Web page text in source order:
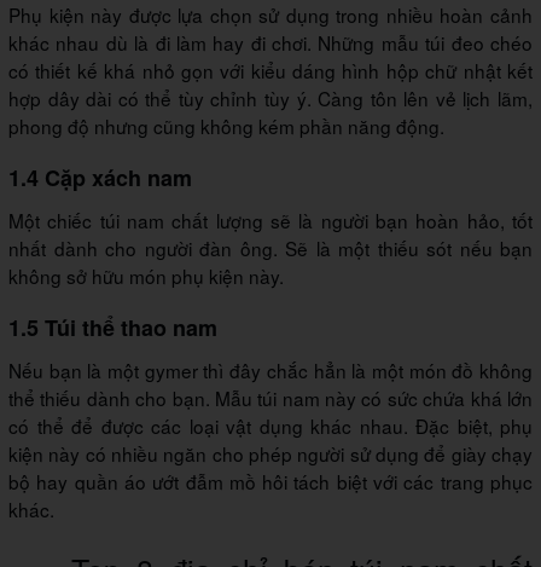
Phụ kiện này được lựa chọn sử dụng trong nhiều hoàn cảnh
khác nhau dù là đi làm hay đi chơi. Những mẫu túi đeo chéo
có thiết kế khá nhỏ gọn với kiểu dáng hình hộp chữ nhật kết
hợp dây dài có thể tùy chỉnh tùy ý. Càng tôn lên vẻ lịch lãm,
phong độ nhưng cũng không kém phần năng động.
1.4 Cặp xách nam
Một chiếc túi nam chất lượng sẽ là người bạn hoàn hảo, tốt
nhất dành cho người đàn ông. Sẽ là một thiếu sót nếu bạn
không sở hữu món phụ kiện này.
1.5 Túi thể thao nam
Nếu bạn là một gymer thì đây chắc hẳn là một món đồ không
thể thiếu dành cho bạn. Mẫu túi nam này có sức chứa khá lớn
có thể để được các loại vật dụng khác nhau. Đặc biệt, phụ
kiện này có nhiều ngăn cho phép người sử dụng để giày chạy
bộ hay quần áo ướt đẫm mồ hôi tách biệt với các trang phục
khác.